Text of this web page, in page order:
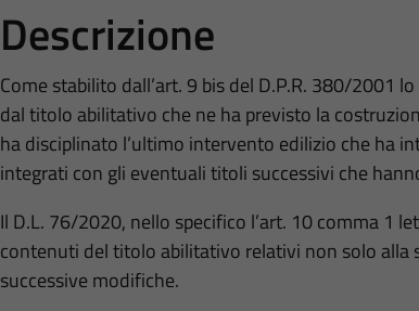
Descrizione
Come stabilito dall’art. 9 bis del D.P.R. 380/2001
dal titolo abilitativo che ne ha previsto la
ha disciplinato l’ultimo intervento edilizio che ha
integrati con gli eventuali titoli successivi che
Il D.L. 76/2020, nello specifico l’art. 10 comma 1
contenuti del titolo abilitativo relativi non solo alla
successive modifiche.